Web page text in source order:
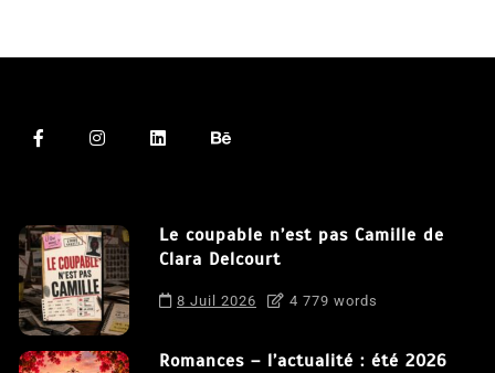
Le coupable n’est pas Camille de
Clara Delcourt
8 Juil 2026 4 779 words
Romances – l’actualité : été 2026